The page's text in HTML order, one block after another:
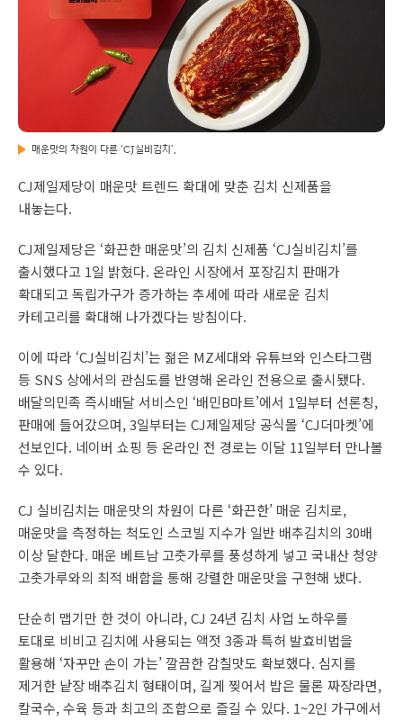
매운맛의 차원이 다른 ‘CJ실비김치’.
CJ제일제당이 매운맛 트렌드 확대에 맞춘 김치 신제품을
내놓는다.
CJ제일제당은 ‘화끈한 매운맛’의 김치 신제품 ‘CJ실비김치’를
출시했다고 1일 밝혔다. 온라인 시장에서 포장김치 판매가
확대되고 독립가구가 증가하는 추세에 따라 새로운 김치
카테고리를 확대해 나가겠다는 방침이다.
이에 따라 ‘CJ실비김치’는 젊은 MZ세대와 유튜브와 인스타그램
등 SNS 상에서의 관심도를 반영해 온라인 전용으로 출시됐다.
배달의민족 즉시배달 서비스인 ‘배민B마트’에서 1일부터 선론칭,
판매에 들어갔으며, 3일부터는 CJ제일제당 공식몰 ‘CJ더마켓’에
선보인다. 네이버 쇼핑 등 온라인 전 경로는 이달 11일부터 만나볼
수 있다.
CJ 실비김치는 매운맛의 차원이 다른 ‘화끈한’ 매운 김치로,
매운맛을 측정하는 척도인 스코빌 지수가 일반 배추김치의 30배
이상 달한다. 매운 베트남 고춧가루를 풍성하게 넣고 국내산 청양
고춧가루와의 최적 배합을 통해 강렬한 매운맛을 구현해 냈다.
단순히 맵기만 한 것이 아니라, CJ 24년 김치 사업 노하우를
토대로 비비고 김치에 사용되는 액젓 3종과 특허 발효비법을
활용해 ‘자꾸만 손이 가는’ 깔끔한 감칠맛도 확보했다. 심지를
제거한 낱장 배추김치 형태이며, 길게 찢어서 밥은 물론 짜장라면,
칼국수, 수육 등과 최고의 조합으로 즐길 수 있다. 1~2인 가구에서